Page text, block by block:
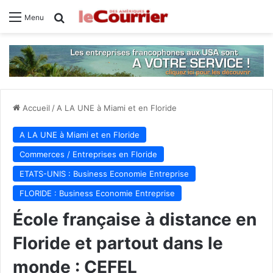
Menu Rechercher
Accueil / A LA UNE à Miami et en Floride
A LA UNE à Miami et en Floride
Commerces / Entreprises en Floride
ETATS-UNIS : Business Economie Entreprise
FLORIDE : Business Economie Entreprise
École française à distance en
Floride et partout dans le
monde : CEFEL